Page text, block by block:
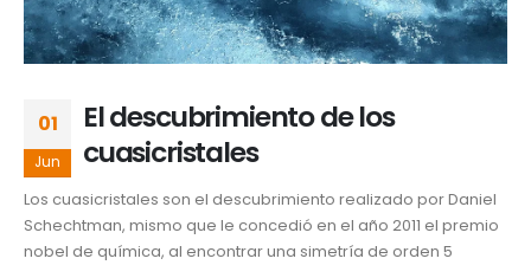
01
Jun
El descubrimiento de los
cuasicristales
Los cuasicristales son el descubrimiento realizado por Daniel
Schechtman, mismo que le concedió en el año 2011 el premio
nobel de química, al encontrar una simetría de orden 5